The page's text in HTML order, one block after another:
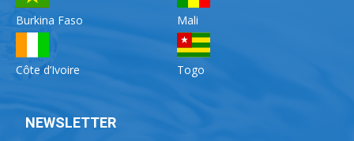
Burkina Faso
Côte d’Ivoire
Mali
Togo
NEWSLETTER